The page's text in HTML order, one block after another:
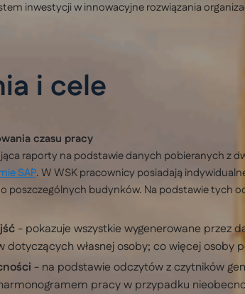
inwestycji w innowacyjne rozwiązania
i cele
czasu pracy
raporty na podstawie danych pobieranych z
SAP. W WSK pracownicy posiadają
poszczególnych budynków. Na podstawie tych
- pokazuje wszystkie wygenerowane przez
dotyczących własnej osoby; co więcej osoby
- na podstawie odczytów z czytników
pracy w przypadku